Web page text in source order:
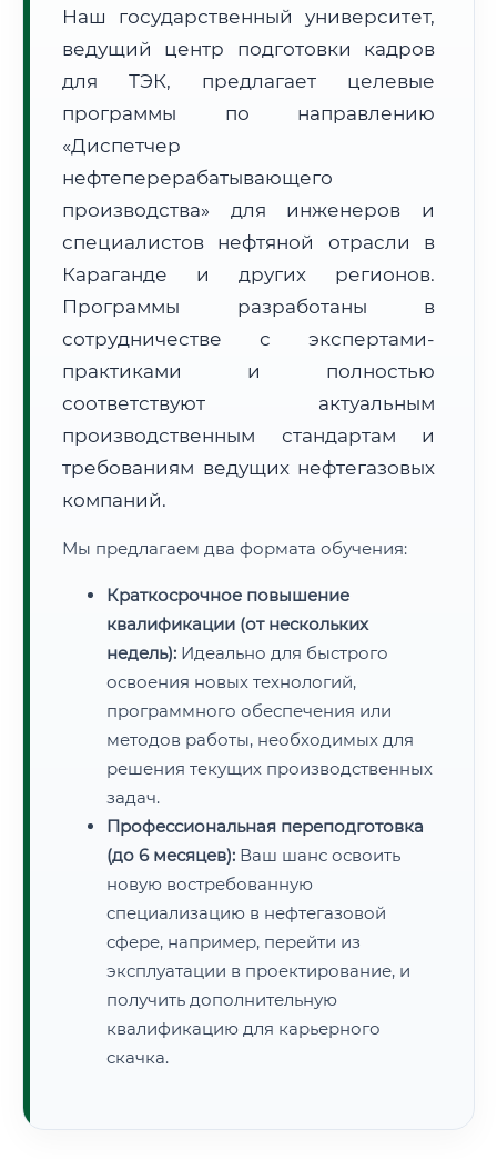
Расчет логистики оригиналов:
• Маршрут транзита:~884 км
• Экспресс-доставка СДЭК / Почтой:1–2 рабочих дня
📜 Документы и аккредитация ФИС ФРДО
🔍Нажмите на документ для увеличения и просмотра
Наш государственный университет,
ведущий центр подготовки кадров
для ТЭК, предлагает целевые
программы по направлению
«Диспетчер
нефтеперерабатывающего
производства» для инженеров и
специалистов нефтяной отрасли в
Караганде и других регионов.
Программы разработаны в
сотрудничестве с экспертами-
практиками и полностью
соответствуют актуальным
производственным стандартам и
требованиям ведущих нефтегазовых
компаний.
Мы предлагаем два формата обучения:
Краткосрочное повышение
квалификации (от нескольких
недель): Идеально для быстрого
освоения новых технологий,
программного обеспечения или
методов работы, необходимых для
решения текущих производственных
задач.
Профессиональная переподготовка
(до 6 месяцев): Ваш шанс освоить
новую востребованную
специализацию в нефтегазовой
сфере, например, перейти из
эксплуатации в проектирование, и
получить дополнительную
квалификацию для карьерного
скачка.